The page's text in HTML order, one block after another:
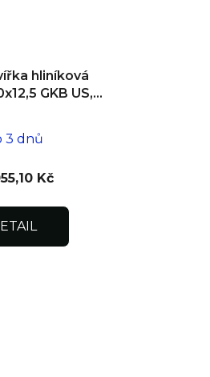
hliníková
GKB US,
3 dnů
Kč